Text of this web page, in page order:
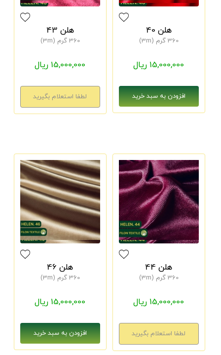
هلن 40
360 گرم (3m)
15,000,000 ریال
هلن 43
360 گرم (3m)
15,000,000 ریال
هلن 44
360 گرم (3m)
15,000,000 ریال
هلن 46
360 گرم (3m)
15,000,000 ریال